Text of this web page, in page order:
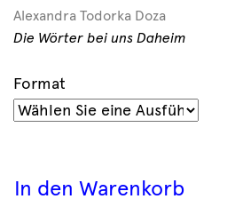
Alexandra Todorka Doza
Die Wörter bei uns Daheim
Format
In den Warenkorb